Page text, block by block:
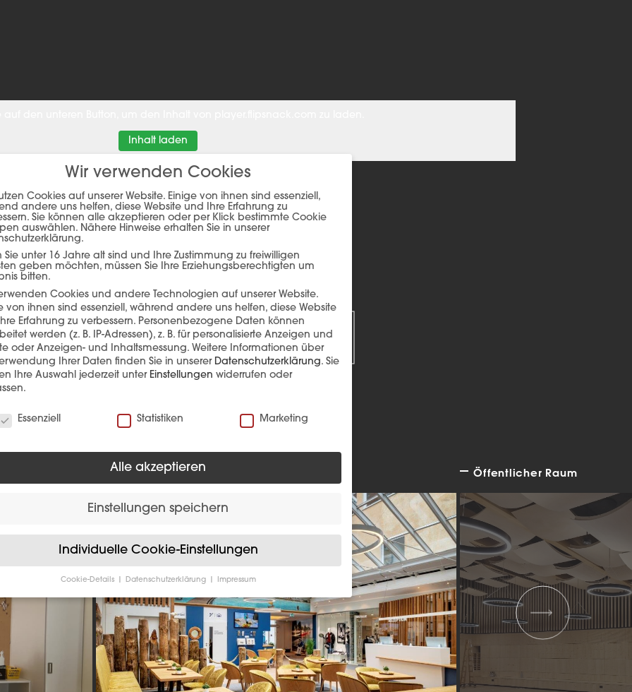
Inhalt laden
Hotellerie Öffentlicher Raum
Wir verwenden Cookies
Cookies auf unserer Website. Einige von ihnen sind essenziell,
andere uns helfen, diese Website und Ihre Erfahrung zu
Sie können alle akzeptieren oder per Klick bestimmte Cookie
auswählen. Nähere Hinweise erhalten Sie in unserer
Sie unter 16 Jahre alt sind und Ihre Zustimmung zu freiwilligen
geben möchten, müssen Sie Ihre Erziehungsberechtigten um
bitten.
Cookies und andere Technologien auf unserer Website.
von ihnen sind essenziell, während andere uns helfen, diese Website
Erfahrung zu verbessern. Personenbezogene Daten können
werden (z. B. IP-Adressen), z. B. für personalisierte Anzeigen und
oder Anzeigen- und Inhaltsmessung. Weitere Informationen über
Ihrer Daten finden Sie in unserer Datenschutzerklärung. Sie
Ihre Auswahl jederzeit unter Einstellungen widerrufen oder
Essenziell
Statistiken Marketing
Alle akzeptieren
Einstellungen speichern
Individuelle Cookie-Einstellungen
Cookie-Details Datenschutzerklärung Impressum
Datenschutzeinstellungen
Sie unter 16 Jahre alt sind und Ihre Zustimmung zu freiwilligen
geben möchten, müssen Sie Ihre Erziehungsberechtigten um
bitten.
Cookies und andere Technologien auf unserer Website.
von ihnen sind essenziell, während andere uns helfen, diese Website
Erfahrung zu verbessern. Personenbezogene Daten können